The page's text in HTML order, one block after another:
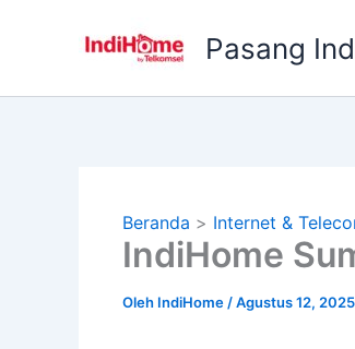
Pasang
Beranda Internet &
IndiHome
Oleh IndiHome /Agustus 12, 2025